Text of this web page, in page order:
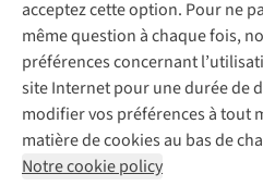
acceptez cette option. Pour ne
même question à chaque fois,
préférences concernant
site Internet pour une durée de
modifier vos préférences à tout
matière de cookies au bas de
Notre cookie policy
Mentions légales
Conditions générales